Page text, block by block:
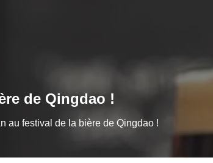
de Qingdao !
au festival de la bière de Qingdao !